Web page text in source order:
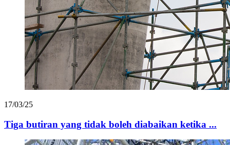
17/03/25
Tiga butiran yang tidak boleh diabaikan ketika ...